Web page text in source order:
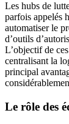
Les hubs de
parfois appelés
automatiser le
d’outils
L’objectif de
centralisant la
principal
Le rôle des